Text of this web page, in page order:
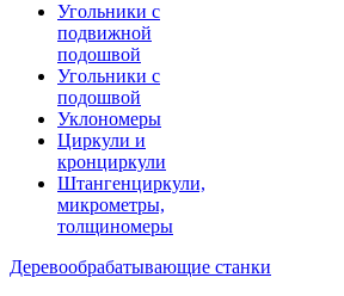
Угольники с
подвижной
подошвой
Угольники с
подошвой
Уклономеры
Циркули и
кронциркули
Штангенциркули,
микрометры,
толщиномеры
Деревообрабатывающие станки